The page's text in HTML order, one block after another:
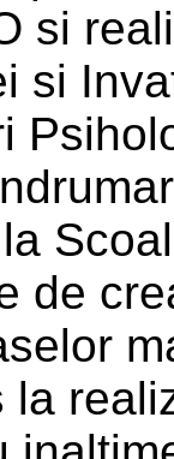
si
si
de
la